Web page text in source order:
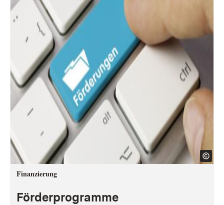
Finanzierung
Förderprogramme